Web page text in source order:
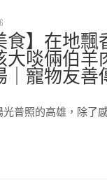
食】在地飄
大啖倆伯羊
｜寵物友善
普照的高雄，除了